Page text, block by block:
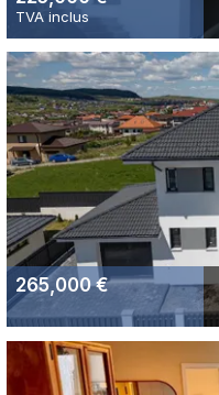
TVA inclus
265,000 €